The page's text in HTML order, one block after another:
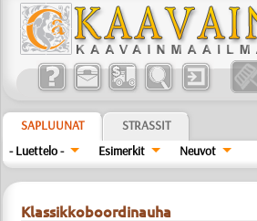
SAPLUUNAT
STRASSIT
- Luettelo -
Esimerkit Neuvot
Klassikkoboordinauha